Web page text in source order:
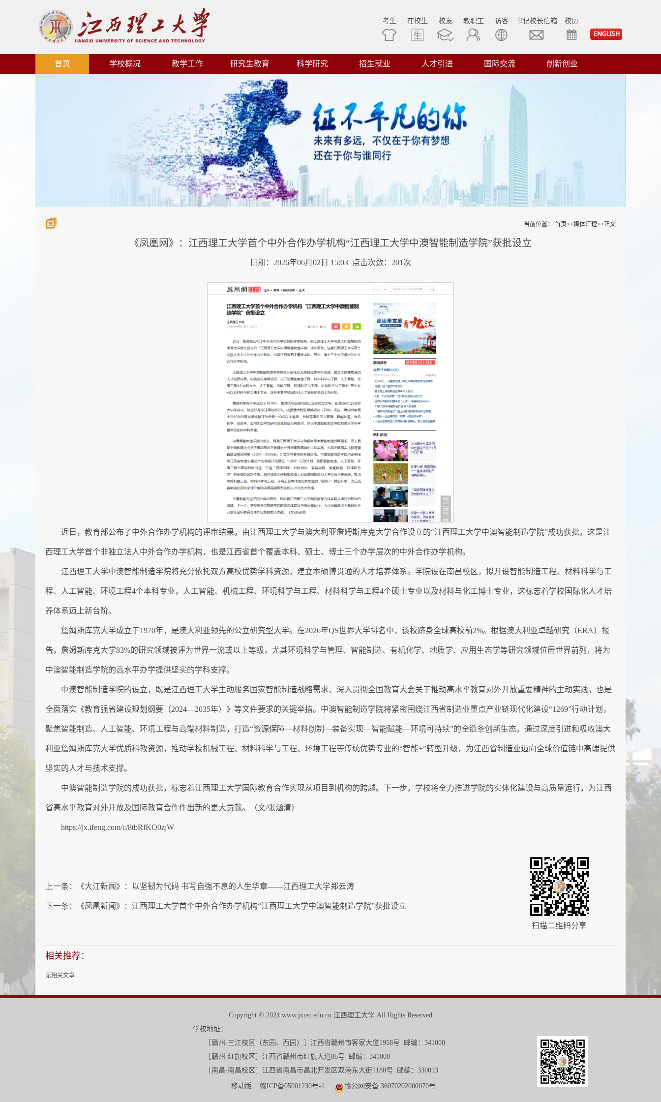
考生 在校生 校友 教职工 访客 书记校长信箱 校历
首页 学校概况 教学工作 研究生教育 科学研究 招生就业 人才引进 国际交流 创新创业
当前位置： 首页>>媒体江理>>正文
《凤凰网》：江西理工大学首个中外合作办学机构“江西理工大学中澳智能制造学院”获批设立
日期：2026年06月02日 15:03 点击次数： 201 次
近日，教育部公布了中外合作办学机构的评审结果。由江西理工大学与澳大利亚詹姆斯库克大学合作设立的“江西理工大学中澳智能制造学院”成功获批。这是江
西理工大学首个非独立法人中外合作办学机构，也是江西省首个覆盖本科、硕士、博士三个办学层次的中外合作办学机构。
江西理工大学中澳智能制造学院将充分依托双方高校优势学科资源，建立本硕博贯通的人才培养体系。学院设在南昌校区，拟开设智能制造工程、材料科学与工
程、人工智能、环境工程4个本科专业，人工智能、机械工程、环境科学与工程、材料科学与工程4个硕士专业以及材料与化工博士专业，这标志着学校国际化人才培
养体系迈上新台阶。
詹姆斯库克大学成立于1970年，是澳大利亚领先的公立研究型大学。在2026年QS世界大学排名中，该校跻身全球高校前2%。根据澳大利亚卓越研究（ERA）报
告，詹姆斯库克大学83%的研究领域被评为世界一流或以上等级，尤其环境科学与管理、智能制造、有机化学、地质学、应用生态学等研究领域位居世界前列，将为
中澳智能制造学院的高水平办学提供坚实的学科支撑。
中澳智能制造学院的设立，既是江西理工大学主动服务国家智能制造战略需求、深入贯彻全国教育大会关于推动高水平教育对外开放重要精神的主动实践，也是
全面落实《教育强省建设规划纲要（2024—2035年）》等文件要求的关键举措。中澳智能制造学院将紧密围绕江西省制造业重点产业链现代化建设“1269”行动计划，
聚焦智能制造、人工智能、环境工程与高端材料制造，打造“资源保障—材料创制—装备实现—智能赋能—环境可持续”的全链条创新生态。通过深度引进和吸收澳大
利亚詹姆斯库克大学优质科教资源，推动学校机械工程、材料科学与工程、环境工程等传统优势专业的“智能+”转型升级，为江西省制造业迈向全球价值链中高端提供
坚实的人才与技术支撑。
中澳智能制造学院的成功获批，标志着江西理工大学国际教育合作实现从项目到机构的跨越。下一步，学校将全力推进学院的实体化建设与高质量运行，为江西
省高水平教育对外开放及国际教育合作作出新的更大贡献。（文/张涵清）
https://jx.ifeng.com/c/8tbRfKO0zjW
上一条： 《大江新闻》：以坚韧为代码 书写自强不息的人生华章——江西理工大学郑云涛
下一条： 《凤凰新闻》：江西理工大学首个中外合作办学机构“江西理工大学中澳智能制造学院”获批设立
扫描二维码分享
相关推荐：
无相关文章
Copyright © 2024 www.jxust.edu.cn 江西理工大学 All Rights Reserved
学校地址：
［赣州-三江校区
（东园、西园）
］江西省赣州市客家大道1958号 邮编：341000
［赣州-红旗校区］江西省赣州市红旗大道86号 邮编：341000
［南昌-南昌校区］江西省南昌市昌北开发区双港东大街1180号 邮编：330013
移动版 赣ICP备05001230号-1 赣公网安备 36070202000070号